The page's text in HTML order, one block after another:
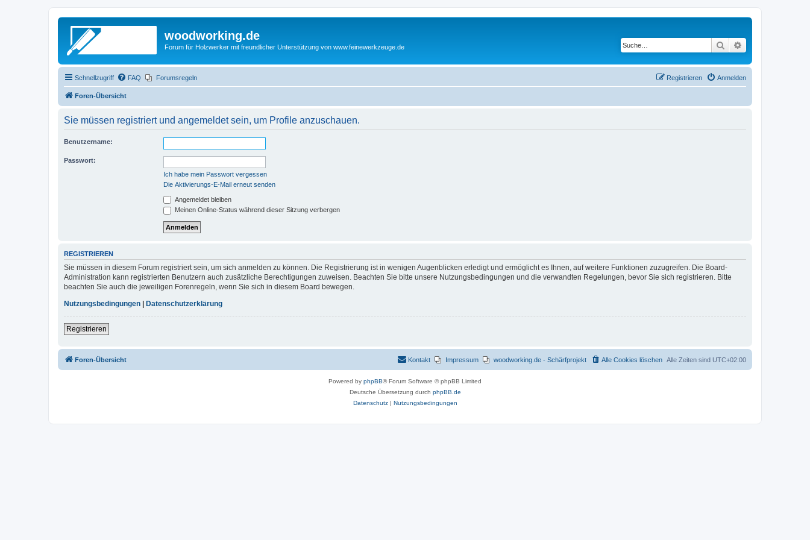
woodworking.de
Forum für Holzwerker mit freundlicher Unterstützung von www.feinewerkzeuge.de Suche
Schnellzugriff FAQ Forumsregeln Anmelden
Registrieren
Foren-Übersicht
Sie müssen registriert und angemeldet sein, um Profile anzuschauen.
Benutzername:
Passwort:
Ich habe mein Passwort vergessen
Die Aktivierungs-E-Mail erneut senden
Angemeldet bleiben
Meinen Online-Status während dieser Sitzung verbergen
REGISTRIEREN
Sie müssen in diesem Forum registriert sein, um sich anmelden zu können. Die Registrierung ist in wenigen Augenblicken erledigt und ermöglicht es Ihnen, auf weitere Funktionen zuzugreifen. Die Board-
Administration kann registrierten Benutzern auch zusätzliche Berechtigungen zuweisen. Beachten Sie bitte unsere Nutzungsbedingungen und die verwandten Regelungen, bevor Sie sich registrieren. Bitte
beachten Sie auch die jeweiligen Forenregeln, wenn Sie sich in diesem Board bewegen.
Nutzungsbedingungen
Datenschutzerklärung
Registrieren
Foren-Übersicht Alle Zeiten sind UTC+02:00
Alle Cookies löschen
woodworking.de - Schärfprojekt
Impressum
Kontakt
Powered by phpBB® Forum Software © phpBB Limited
Deutsche Übersetzung durch phpBB.de
Datenschutz| Nutzungsbedingungen